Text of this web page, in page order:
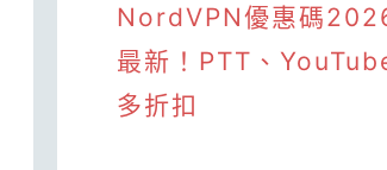
NordVPN優惠碼
最新！PTT、
多折扣